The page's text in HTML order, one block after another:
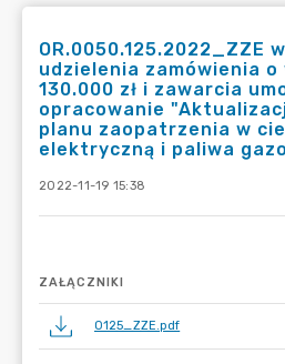
OR.0050.125.2022_ZZE
udzielenia zamówienia
130.000 zł i zawarcia
opracowanie
planu zaopatrzenia w
elektryczną i paliwa
2022-11-19 15:38
ZAŁĄCZNIKI
0125_ZZE.pdf